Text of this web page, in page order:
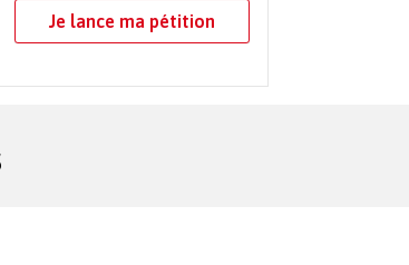
Je lance ma pétition